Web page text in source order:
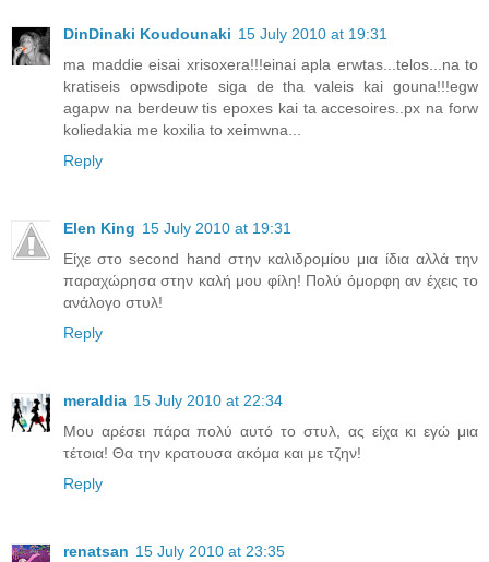
DinDinaki Koudounaki 15 July 2010 at 19:31
ma maddie eisai xrisoxera!!!einai apla erwtas...telos...na to
kratiseis opwsdipote siga de tha valeis kai gouna!!!egw
agapw na berdeuw tis epoxes kai ta accesoires..px na forw
koliedakia me koxilia to xeimwna...
Reply
Elen King 15 July 2010 at 19:31
Είχε στο second hand στην καλιδρομίου μια ίδια αλλά την
παραχώρησα στην καλή μου φίλη! Πολύ όμορφη αν έχεις το
ανάλογο στυλ!
Reply
meraldia 15 July 2010 at 22:34
Μου αρέσει πάρα πολύ αυτό το στυλ, ας είχα κι εγώ μια
τέτοια! Θα την κρατουσα ακόμα και με τζην!
Reply
renatsan 15 July 2010 at 23:35